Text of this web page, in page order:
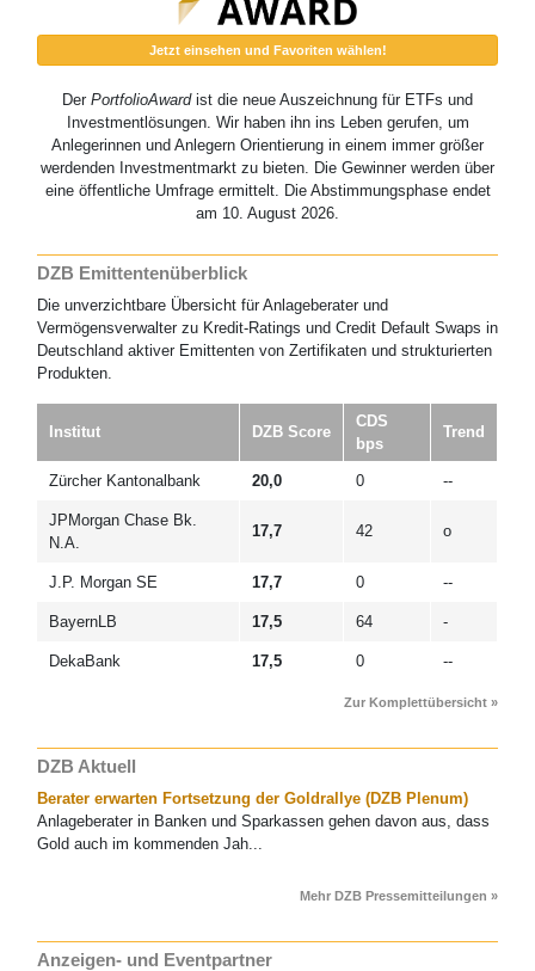
Jetzt einsehen und Favoriten wählen!
Der PortfolioAwardist die neue Auszeichnung für ETFs und
Investmentlösungen. Wir haben ihn ins Leben gerufen, um
Anlegerinnen und Anlegern Orientierung in einem immer größer
werdenden Investmentmarkt zu bieten. Die Gewinner werden über
eine öffentliche Umfrage ermittelt. Die Abstimmungsphase endet
am 10. August 2026.
DZB Emittentenüberblick
Die unverzichtbare Übersicht für Anlageberater und
Vermögensverwalter zu Kredit-Ratings und Credit Default Swaps in
Deutschland aktiver Emittenten von Zertifikaten und strukturierten
Produkten.
Institut DZB Score
CDS
bps
Trend
Zürcher Kantonalbank 20,0 0 --
JPMorgan Chase Bk.
N.A.
17,7 42 o
J.P. Morgan SE 17,7 0 --
BayernLB 17,5 64 -
DekaBank 17,5 0 --
Zur Komplettübersicht »
DZB Aktuell
Berater erwarten Fortsetzung der Goldrallye (DZB Plenum)
Anlageberater in Banken und Sparkassen gehen davon aus, dass
Gold auch im kommenden Jah...
Mehr DZB Pressemitteilungen »
Anzeigen- und Eventpartner